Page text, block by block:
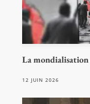
La
12 JUIN 2026